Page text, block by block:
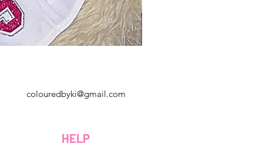
colouredbyki@gmail.com
Dal lunedì al venerdì dalle 9:00 alle 20:00
HELP